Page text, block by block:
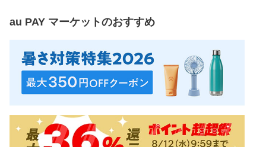
au PAY マーケットのおすすめ